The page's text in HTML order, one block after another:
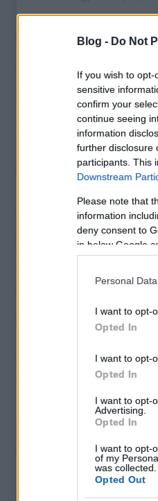
Blog - Do Not
If you wish to
sensitive
confirm your
continue seeing
information
further disclosure
participants. This
Downstream
Please note that
information
deny consent to
in below Google
Personal
I want to opt-
Opted In
I want to opt-
Opted In
I want to opt-
Advertising.
Opted In
I want to opt-
of my
was collected.
Opted Out